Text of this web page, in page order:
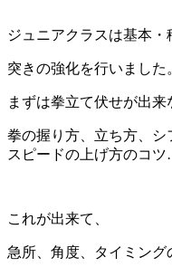
ジュニアクラスは基本・
突きの強化を行いました
まずは拳立て伏せが出来
拳の握り方、立ち方、
スピードの上げ方のコ
これが出来て、
急所、角度、タイミング